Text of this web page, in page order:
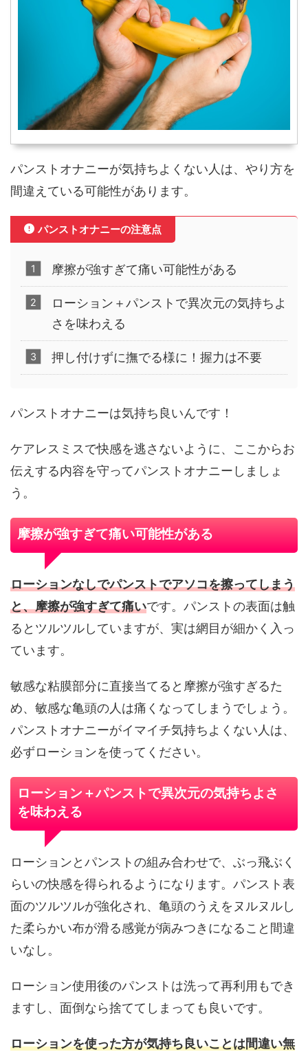
パンストオナニーが気持ちよくない人は、やり方を
間違えている可能性があります。
パンストオナニーの注意点
摩擦が強すぎて痛い可能性がある
ローション＋パンストで異次元の気持ちよ
さを味わえる
押し付けずに撫でる様に！握力は不要
パンストオナニーは気持ち良いんです！
ケアレスミスで快感を逃さないように、ここからお
伝えする内容を守ってパンストオナニーしましょ
う。
摩擦が強すぎて痛い可能性がある
ローションなしでパンストでアソコを擦ってしまう
と、摩擦が強すぎて痛いです。パンストの表面は触
るとツルツルしていますが、実は網目が細かく入っ
ています。
敏感な粘膜部分に直接当てると摩擦が強すぎるた
め、敏感な亀頭の人は痛くなってしまうでしょう。
パンストオナニーがイマイチ気持ちよくない人は、
必ずローションを使ってください。
ローション＋パンストで異次元の気持ちよさ
を味わえる
ローションとパンストの組み合わせで、ぶっ飛ぶく
らいの快感を得られるようになります。パンスト表
面のツルツルが強化され、亀頭のうえをヌルヌルし
た柔らかい布が滑る感覚が病みつきになること間違
いなし。
ローション使用後のパンストは洗って再利用もでき
ますし、面倒なら捨ててしまっても良いです。
ローションを使った方が気持ち良いことは間違い無